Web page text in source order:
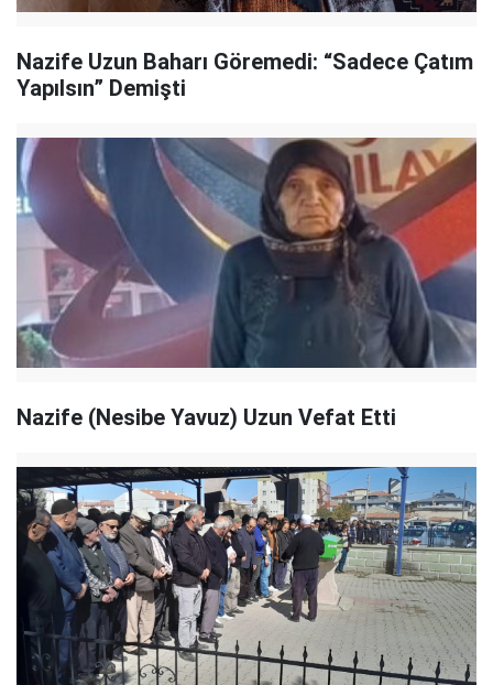
Nazife Uzun Baharı Göremedi: “Sadece Çatım
Yapılsın” Demişti
Nazife (Nesibe Yavuz) Uzun Vefat Etti